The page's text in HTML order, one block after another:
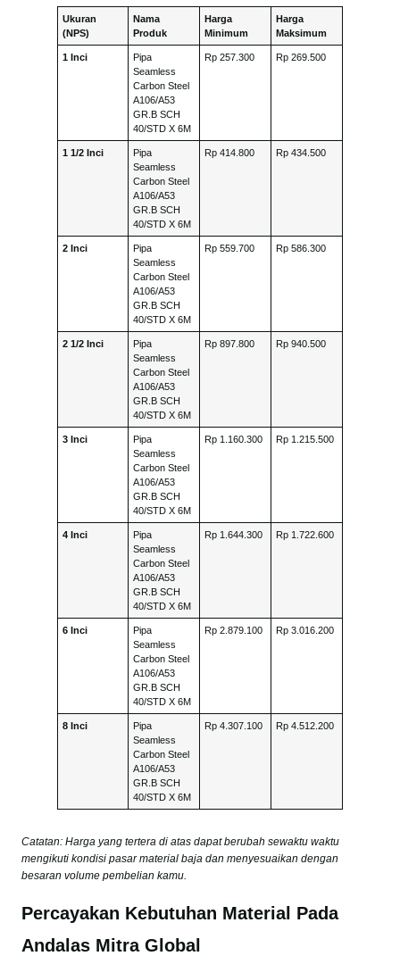
Ukuran
(NPS)
Nama
Produk
Harga
Minimum
Harga
Maksimum
1 Inci
Pipa
Seamless
Carbon Steel
A106/A53
GR.B SCH
40/STD X 6M
Rp 257.300 Rp 269.500
1 1/2 Inci
Pipa
Seamless
Carbon Steel
A106/A53
GR.B SCH
40/STD X 6M
Rp 414.800 Rp 434.500
2 Inci
Pipa
Seamless
Carbon Steel
A106/A53
GR.B SCH
40/STD X 6M
Rp 559.700 Rp 586.300
2 1/2 Inci
Pipa
Seamless
Carbon Steel
A106/A53
GR.B SCH
40/STD X 6M
Rp 897.800 Rp 940.500
3 Inci
Pipa
Seamless
Carbon Steel
A106/A53
GR.B SCH
40/STD X 6M
Rp 1.160.300 Rp 1.215.500
4 Inci
Pipa
Seamless
Carbon Steel
A106/A53
GR.B SCH
40/STD X 6M
Rp 1.644.300 Rp 1.722.600
6 Inci
Pipa
Seamless
Carbon Steel
A106/A53
GR.B SCH
40/STD X 6M
Rp 2.879.100 Rp 3.016.200
8 Inci
Pipa
Seamless
Carbon Steel
A106/A53
GR.B SCH
40/STD X 6M
Rp 4.307.100 Rp 4.512.200
Catatan: Harga yang tertera di atas dapat berubah sewaktu waktu
mengikuti kondisi pasar material baja dan menyesuaikan dengan
besaran volume pembelian kamu.
Percayakan Kebutuhan Material Pada
Andalas Mitra Global